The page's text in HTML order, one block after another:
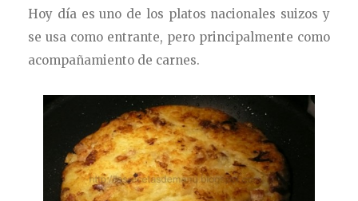
Hoy día es uno de los platos nacionales suizos y
se usa como entrante, pero principalmente como
acompañamiento de carnes.